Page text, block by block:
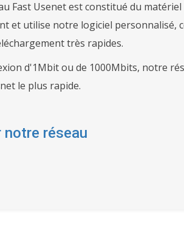
Fast Usenet est constitué du matériel
et utilise notre logiciel personnalisé,
très rapides.
d'1Mbit ou de 1000Mbits, notre
le plus rapide.
notre réseau